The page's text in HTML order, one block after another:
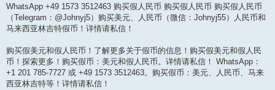
WhatsApp +49 1573 3512463 购买假人民币 购买假人民币 购买假人民币
（Telegram：@Johnyj5）购买美元、人民币（微信：Johnyj55）人民币和
马来西亚林吉特假币！详情请私信！
购买假美元和假人民币！了解更多关于假币的信息！购买假美元和假人民
币！探索更多！购买假币：美元和假人民币。详情请私信！ WhatsApp：
+1 201 785-7727 或 +49 1573 3512463。购买假币：美元、人民币、马来
西亚林吉特等！详情请私信！